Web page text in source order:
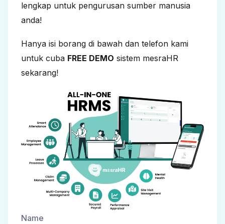
lengkap untuk pengurusan sumber manusia
anda!
Hanya isi borang di bawah dan telefon kami
untuk cuba FREE DEMO sistem mesraHR
sekarang!
Name